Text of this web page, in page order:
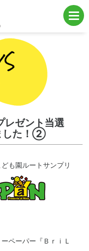
・公立幼稚園・保育園・こども
レゼント当選
した！②
も園ルートサンプリ
ペーパー『ＢｒｉＬ